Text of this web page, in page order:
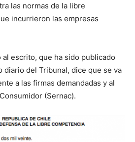
las normas de la libre
incurrieron las empresas
escrito, que ha sido publicado
diario del Tribunal, dice que se va
a las firmas demandadas y al
(Sernac).